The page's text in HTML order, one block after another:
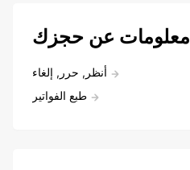
معلومات عن حجزك
أنظر, حرر, إلغاء
طبع الفواتير